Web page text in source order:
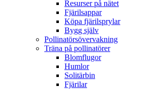
Resurser på nätet
Fjärilsappar
Köpa fjärilsprylar
Bygg själv
Pollinatörsövervakning
Träna på pollinatörer
Blomflugor
Humlor
Solitärbin
Fjärilar